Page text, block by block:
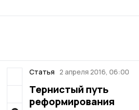
Статья 2 апреля 2016, 06:00
Тернистый путь
реформирования